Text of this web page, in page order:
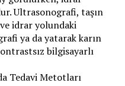
Ultrasonografi, taşın
ve idrar yolundaki
ya da yatarak karın
bilgisayarlı
Tedavi Metotları